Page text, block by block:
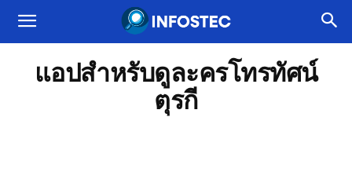
แอปสำหรับดูละครโทรทัศน์
ตุรกี